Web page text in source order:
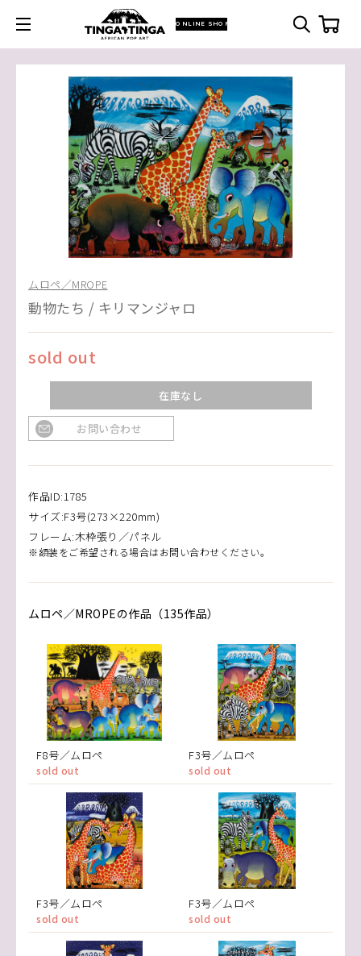
ONLINE SHOP
ムロペ／MROPE
動物たち / キリマンジャロ
sold out
在庫なし
お問い合わせ
作品ID:1785
サイズ:F3号(273×220mm)
フレーム:木枠張り／パネル
※額装をご希望される場合はお問い合わせください。
ムロペ／MROPEの作品（135作品）
F8号／ムロペ
sold out
F3号／ムロペ
sold out
F3号／ムロペ
sold out
F3号／ムロペ
sold out